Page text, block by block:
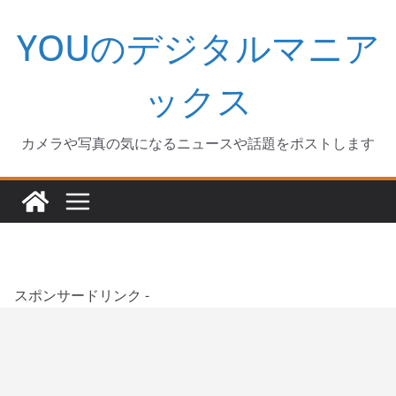
キ
YOUのデジタルマニア
ックス
カメラや写真の気になるニュースや話題をポストします
スポンサードリンク -